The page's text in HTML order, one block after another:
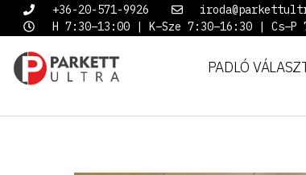
+36-20-571-9926
H 7:30–13:00 | K–Sze 7:30–16:30 |
PADLÓ